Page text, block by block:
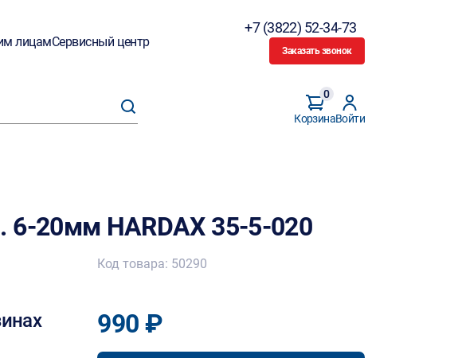
лицамСервисный центр
+7 (3822) 52-34-73
Заказать звонок
Корзина
0
Войти
6-20мм HARDAX 35-5-020
Код товара: 50290
990 ₽